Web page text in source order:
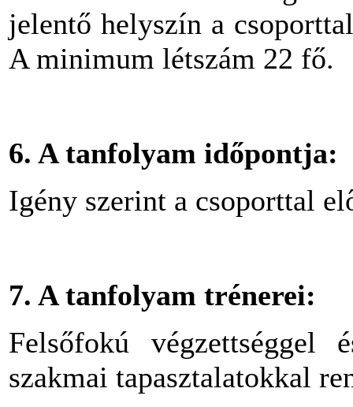
jelentő helyszín a
A minimum létszám 22 fő.
6. A tanfolyam időpontja:
Igény szerint a csoporttal
7. A tanfolyam trénerei:
Felsőfokú végzettséggel
szakmai tapasztalatokkal